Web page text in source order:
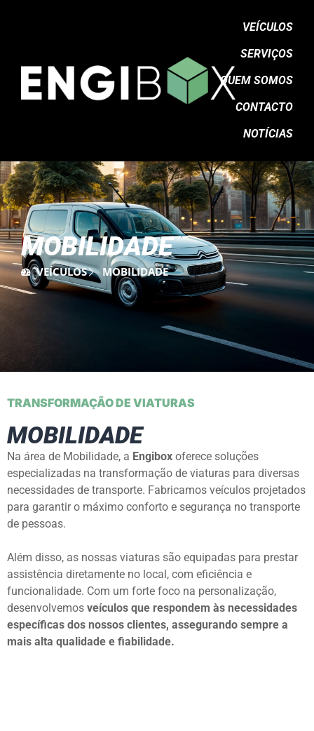
VEÍCULOS
SERVIÇOS
QUEM SOMOS
CONTACTO
NOTÍCIAS
MOBILIDADE
VEÍCULOS MOBILIDADE
TRANSFORMAÇÃO DE VIATURAS
MOBILIDADE
Na área de Mobilidade, a Engibox oferece soluções
especializadas na transformação de viaturas para diversas
necessidades de transporte. Fabricamos veículos projetados
para garantir o máximo conforto e segurança no transporte
de pessoas.
Além disso, as nossas viaturas são equipadas para prestar
assistência diretamente no local, com eficiência e
funcionalidade. Com um forte foco na personalização,
desenvolvemos veículos que respondem às necessidades
específicas dos nossos clientes, assegurando sempre a
mais alta qualidade e fiabilidade.